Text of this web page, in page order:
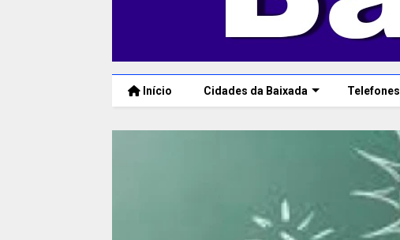
Início Cidades da Baixada Telefones